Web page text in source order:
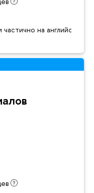
на английском